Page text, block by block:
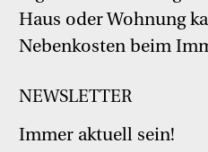
Haus oder Wohnung
Nebenkosten beim
NEWSLETTER
Immer aktuell sein!